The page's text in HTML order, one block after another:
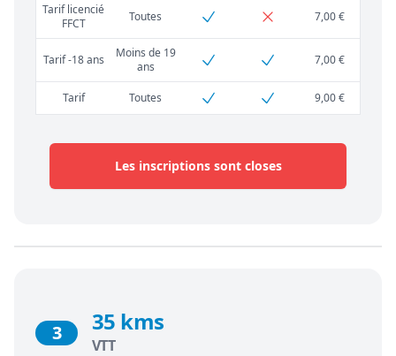
Tarif licencié
FFCT
Toutes 7,00 €
Tarif -18 ans
Moins de 19
ans
7,00 €
Tarif Toutes 9,00 €
Les inscriptions sont closes
3 35 kms
VTT